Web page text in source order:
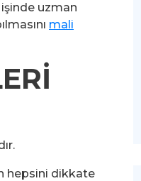
işinde uzman
mali
hepsini dikkate